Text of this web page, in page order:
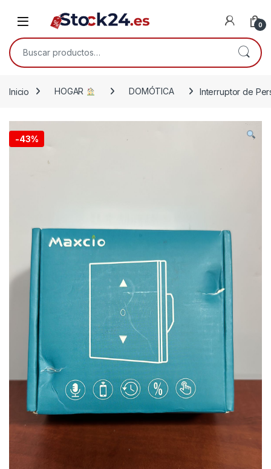
Open 0
Buscar por:
Inicio HOGAR DOMÓTICA Interruptor de
-43%